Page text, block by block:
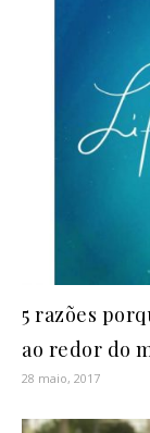
5 razões
ao redor do
28 maio, 2017